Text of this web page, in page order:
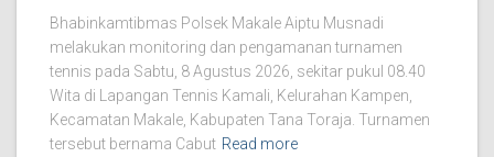
Bhabinkamtibmas Polsek Makale Aiptu Musnadi
melakukan monitoring dan pengamanan turnamen
tennis pada Sabtu, 8 Agustus 2026, sekitar pukul 08.40
Wita di Lapangan Tennis Kamali, Kelurahan Kampen,
Kecamatan Makale, Kabupaten Tana Toraja. Turnamen
tersebut bernama Cabut Read more